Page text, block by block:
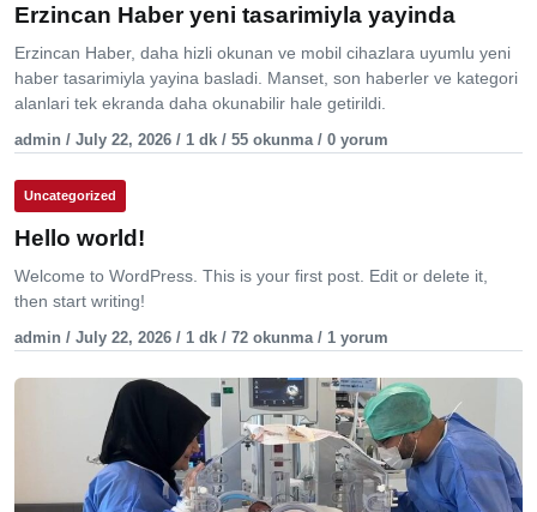
Erzincan Haber yeni tasarimiyla yayinda
Erzincan Haber, daha hizli okunan ve mobil cihazlara uyumlu yeni
haber tasarimiyla yayina basladi. Manset, son haberler ve kategori
alanlari tek ekranda daha okunabilir hale getirildi.
admin / July 22, 2026 / 1 dk / 55 okunma / 0 yorum
Uncategorized
Hello world!
Welcome to WordPress. This is your first post. Edit or delete it,
then start writing!
admin / July 22, 2026 / 1 dk / 72 okunma / 1 yorum